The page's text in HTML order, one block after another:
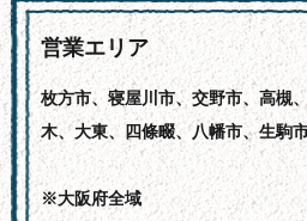
営業エリア
枚方市、寝屋川市、交野市、高槻
木、大東、四條畷、八幡市、生駒
※大阪府全域